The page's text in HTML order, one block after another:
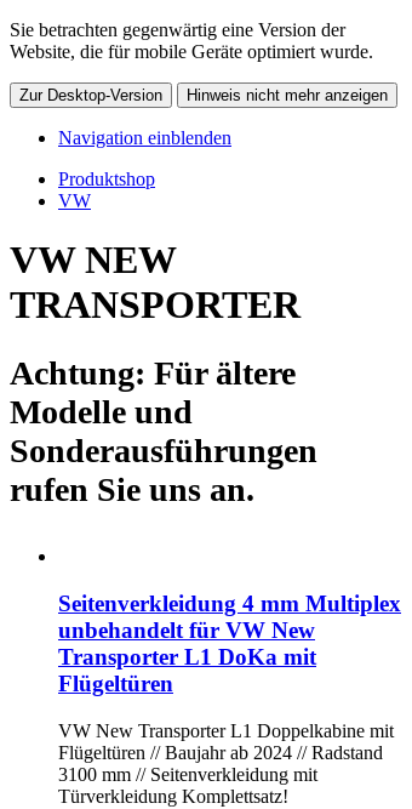
Sie betrachten gegenwärtig eine Version der
Website, die für mobile Geräte optimiert wurde.
Zur Desktop-Version Hinweis nicht mehr anzeigen
Navigation einblenden
Produktshop
VW
VW NEW
TRANSPORTER
Achtung: Für ältere
Modelle und
Sonderausführungen
rufen Sie uns an.
Seitenverkleidung 4 mm Multiplex
unbehandelt für VW New
Transporter L1 DoKa mit
Flügeltüren
VW New Transporter L1 Doppelkabine mit
Flügeltüren // Baujahr ab 2024 // Radstand
3100 mm // Seitenverkleidung mit
Türverkleidung Komplettsatz!